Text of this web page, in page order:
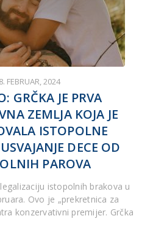
FEBRUAR, 2024
GRČKA JE PRVA
ZEMLJA KOJA JE
ISTOPOLNE
DECE OD
PAROVA
istopolnih brakova u
Ovo je „prekretnica za
konzervativni premijer. Grčka